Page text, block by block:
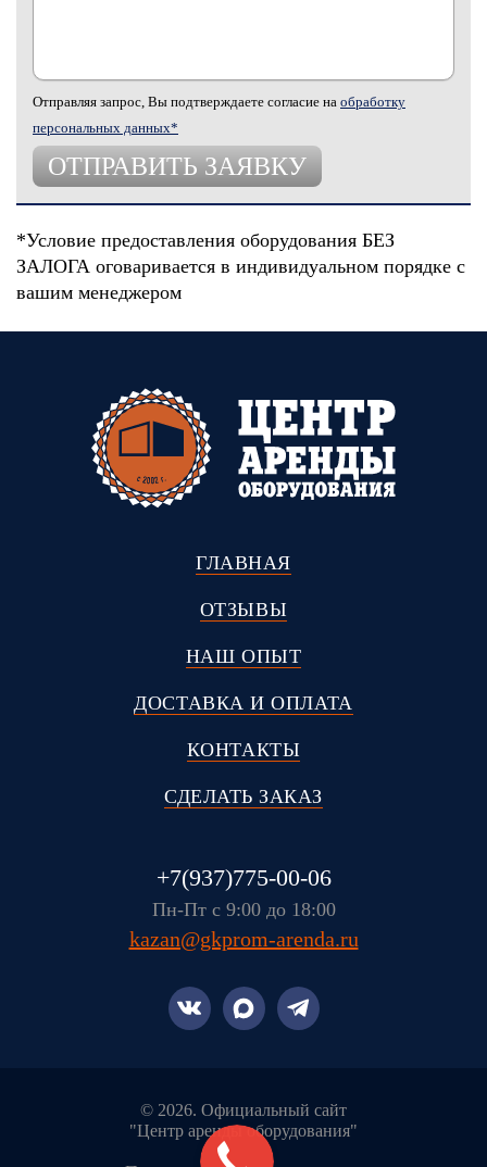
Отправляя запрос, Вы подтверждаете согласие на обработку
персональных данных*
*Условие предоставления оборудования БЕЗ
ЗАЛОГА оговаривается в индивидуальном порядке с
вашим менеджером
ГЛАВНАЯ
ОТЗЫВЫ
НАШ ОПЫТ
ДОСТАВКА И ОПЛАТА
КОНТАКТЫ
СДЕЛАТЬ ЗАКАЗ
+7(937)775-00-06
Пн-Пт с 9:00 до 18:00
kazan@gkprom-arenda.ru
© 2026. Официальный сайт
"Центр аренды оборудования"